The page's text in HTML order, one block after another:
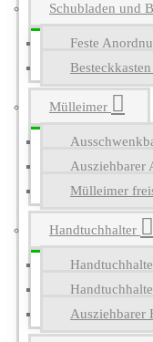
Schubladen und
Feste
Mülleimer
Ausziehbarer
Mülleimer
Handtuchhalter
Ausziehbarer